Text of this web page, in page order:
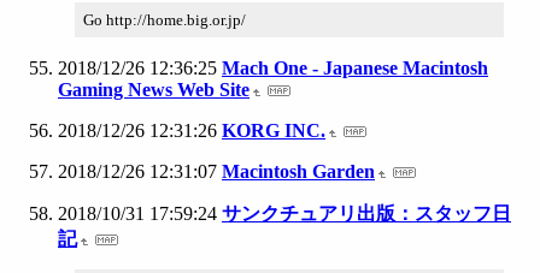
Go http://home.big.or.jp/
2018/12/26 12:36:25 Mach One - Japanese Macintosh
Gaming News Web Site
2018/12/26 12:31:26 KORG INC.
2018/12/26 12:31:07 Macintosh Garden
2018/10/31 17:59:24 サンクチュアリ出版：スタッフ日
記